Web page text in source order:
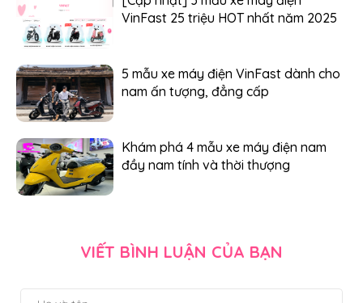
VinFast 25 triệu HOT nhất năm 2025
5 mẫu xe máy điện VinFast dành cho
nam ấn tượng, đẳng cấp
Khám phá 4 mẫu xe máy điện nam
đầy nam tính và thời thượng
VIẾT BÌNH LUẬN CỦA BẠN